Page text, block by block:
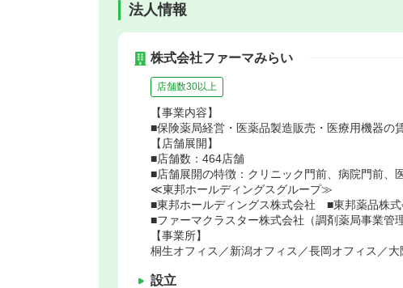
法人情報
株式会社ファーマみらい
店舗数30以上
【事業内容】
■保険薬局経営・医薬品製造販売・医療用機器の
【店舗展開】
■店舗数：464店舗
■店舗展開の特徴：クリニック門前、病院門前、
≪東邦ホールディングスグループ≫
■東邦ホールディングス株式会社 ■東邦薬品株式
■ファーマクラスター株式会社（調剤薬局事業管
【事業所】
桐生オフィス／新潟オフィス／長岡オフィス／大
設立